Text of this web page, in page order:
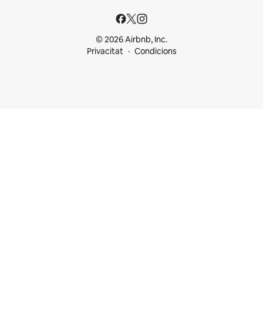
© 2026 Airbnb, Inc.
Privacitat
Condicions